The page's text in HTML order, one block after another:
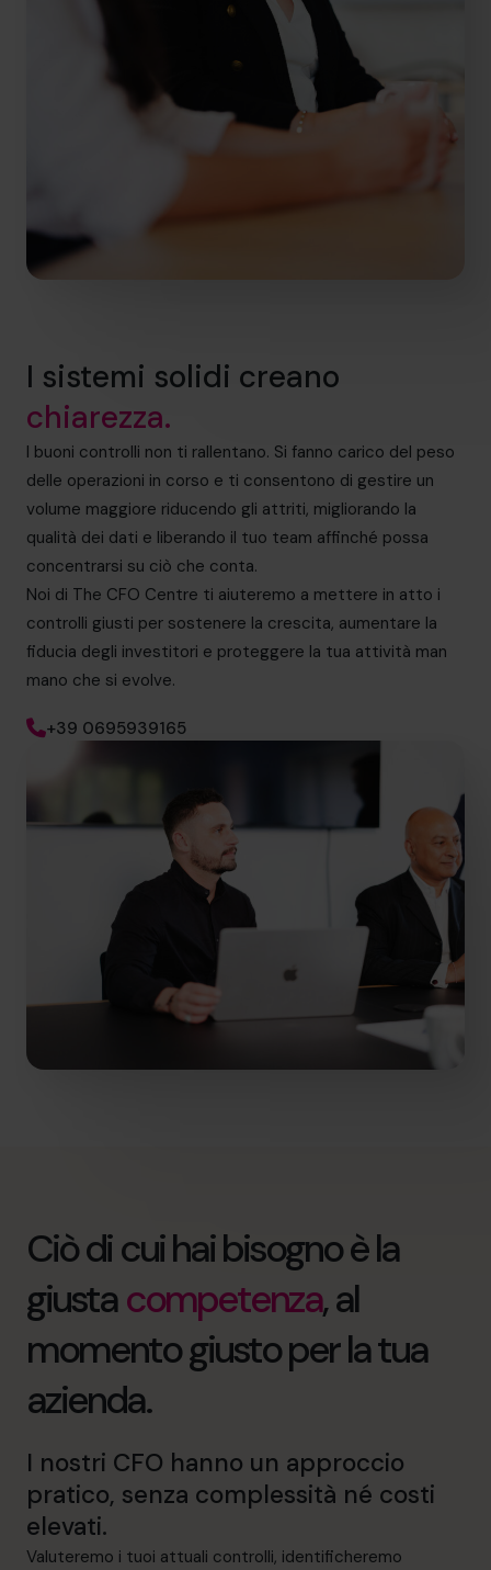
I sistemi solidi creano
chiarezza.
I buoni controlli non ti rallentano. Si fanno carico del peso
delle operazioni in corso e ti consentono di gestire un
volume maggiore riducendo gli attriti, migliorando la
qualità dei dati e liberando il tuo team affinché possa
concentrarsi su ciò che conta.
Noi di The CFO Centre ti aiuteremo a mettere in atto i
controlli giusti per sostenere la crescita, aumentare la
fiducia degli investitori e proteggere la tua attività man
mano che si evolve.
+39 0695939165
Ciò di cui hai bisogno è la
giustacompetenza, al
momento giusto per la tua
azienda.
I nostri CFO hanno un approccio
pratico, senza complessità né costi
elevati.
Valuteremo i tuoi attuali controlli, identificheremo